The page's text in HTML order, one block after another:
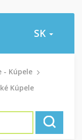
SK
- Kúpele
Kúpele